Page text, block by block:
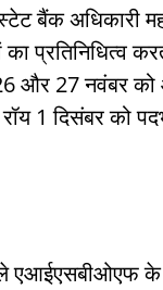
स्टेट बैंक
प्रतिनिधित्व
और 27 नवंबर को
रॉय 1 दिसंबर को
एआईएसबीओएफ